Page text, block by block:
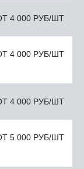
4 000 РУБ/ШТ
4 000 РУБ/ШТ
4 000 РУБ/ШТ
5 000 РУБ/ШТ